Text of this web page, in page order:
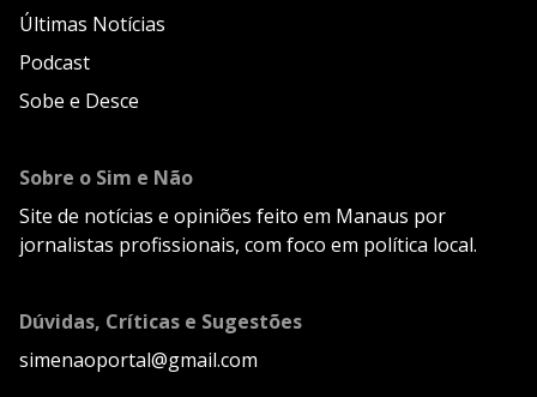
Últimas Notícias
Podcast
Sobe e Desce
Sobre o Sim e Não
Site de notícias e opiniões feito em Manaus por
jornalistas profissionais, com foco em política local.
Dúvidas, Críticas e Sugestões
simenaoportal@gmail.com